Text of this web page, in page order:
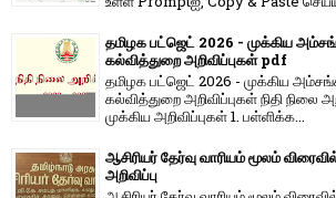
தமிழக பட்ஜெட் 2026 - முக்கிய
கல்வித்துறை அறிவிப்புகள் pdf
தமிழக பட்ஜெட் 2026 - முக்கிய
கல்வித்துறை அறிவிப்புகள் நிதி நிலை
முக்கிய அறிவிப்புகள் 1. பள்ளிக்க...
ஆசிரியர் தேர்வு வாரியம் மூலம்
அறிவிப்பு